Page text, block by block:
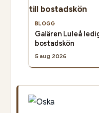
BLOGG
Galären Luleå
bostadskön
5 aug 2026